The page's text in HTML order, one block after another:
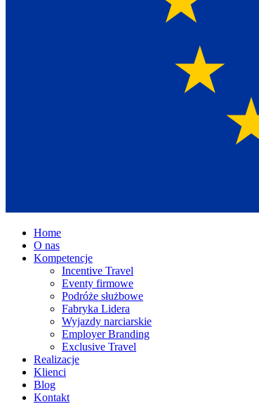
Home
O nas
Kompetencje
Incentive Travel
Eventy firmowe
Podróże służbowe
Fabryka Lidera
Wyjazdy narciarskie
Employer Branding
Exclusive Travel
Realizacje
Klienci
Blog
Kontakt